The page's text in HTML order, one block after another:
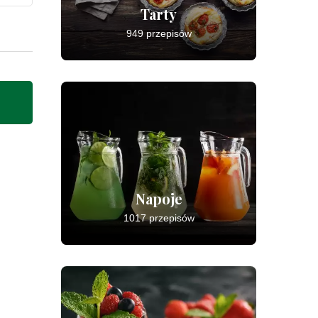
Tarty
949 przepisów
Napoje
1017 przepisów